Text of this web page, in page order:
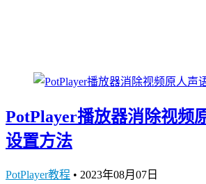
PotPlayer播放器消除视频
设置方法
PotPlayer教程 • 2023年08月07日